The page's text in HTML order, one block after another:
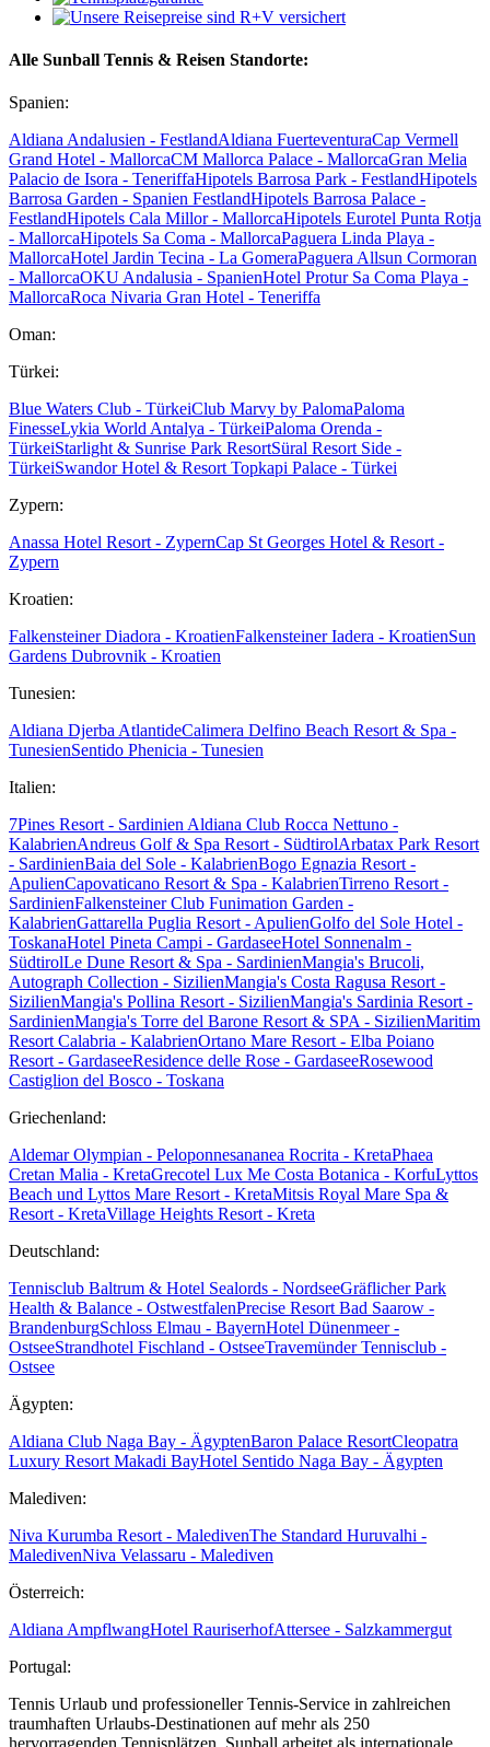
Alle Sunball Tennis & Reisen Standorte:
Spanien:
Aldiana Andalusien - FestlandAldiana FuerteventuraCap Vermell
Grand Hotel - MallorcaCM Mallorca Palace - MallorcaGran Melia
Palacio de Isora - TeneriffaHipotels Barrosa Park - FestlandHipotels
Barrosa Garden - Spanien FestlandHipotels Barrosa Palace -
FestlandHipotels Cala Millor - MallorcaHipotels Eurotel Punta Rotja
- MallorcaHipotels Sa Coma - MallorcaPaguera Linda Playa -
MallorcaHotel Jardin Tecina - La GomeraPaguera Allsun Cormoran
- MallorcaOKU Andalusia - SpanienHotel Protur Sa Coma Playa -
MallorcaRoca Nivaria Gran Hotel - Teneriffa
Oman:
Türkei:
Blue Waters Club - TürkeiClub Marvy by PalomaPaloma
FinesseLykia World Antalya - TürkeiPaloma Orenda -
TürkeiStarlight & Sunrise Park ResortSüral Resort Side -
TürkeiSwandor Hotel & Resort Topkapi Palace - Türkei
Zypern:
Anassa Hotel Resort - ZypernCap St Georges Hotel & Resort -
Zypern
Kroatien:
Falkensteiner Diadora - KroatienFalkensteiner Iadera - KroatienSun
Gardens Dubrovnik - Kroatien
Tunesien:
Aldiana Djerba AtlantideCalimera Delfino Beach Resort & Spa -
TunesienSentido Phenicia - Tunesien
Italien:
7Pines Resort - Sardinien Aldiana Club Rocca Nettuno -
KalabrienAndreus Golf & Spa Resort - SüdtirolArbatax Park Resort
- SardinienBaia del Sole - KalabrienBogo Egnazia Resort -
ApulienCapovaticano Resort & Spa - KalabrienTirreno Resort -
SardinienFalkensteiner Club Funimation Garden -
KalabrienGattarella Puglia Resort - ApulienGolfo del Sole Hotel -
ToskanaHotel Pineta Campi - GardaseeHotel Sonnenalm -
SüdtirolLe Dune Resort & Spa - SardinienMangia's Brucoli,
Autograph Collection - SizilienMangia's Costa Ragusa Resort -
SizilienMangia's Pollina Resort - SizilienMangia's Sardinia Resort -
SardinienMangia's Torre del Barone Resort & SPA - SizilienMaritim
Resort Calabria - KalabrienOrtano Mare Resort - Elba Poiano
Resort - GardaseeResidence delle Rose - GardaseeRosewood
Castiglion del Bosco - Toskana
Griechenland:
Aldemar Olympian - Peloponnesananea Rocrita - KretaPhaea
Cretan Malia - KretaGrecotel Lux Me Costa Botanica - KorfuLyttos
Beach und Lyttos Mare Resort - KretaMitsis Royal Mare Spa &
Resort - KretaVillage Heights Resort - Kreta
Deutschland:
Tennisclub Baltrum & Hotel Sealords - NordseeGräflicher Park
Health & Balance - OstwestfalenPrecise Resort Bad Saarow -
BrandenburgSchloss Elmau - BayernHotel Dünenmeer -
OstseeStrandhotel Fischland - OstseeTravemünder Tennisclub -
Ostsee
Ägypten:
Aldiana Club Naga Bay - ÄgyptenBaron Palace ResortCleopatra
Luxury Resort Makadi BayHotel Sentido Naga Bay - Ägypten
Malediven:
Niva Kurumba Resort - MaledivenThe Standard Huruvalhi -
MaledivenNiva Velassaru - Malediven
Österreich:
Aldiana AmpflwangHotel RauriserhofAttersee - Salzkammergut
Portugal:
Tennis Urlaub und professioneller Tennis-Service in zahlreichen
traumhaften Urlaubs-Destinationen auf mehr als 250